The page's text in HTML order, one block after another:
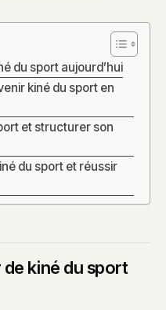
du sport aujourd’hui
kiné du sport en
et structurer son
du sport et réussir
kiné du sport